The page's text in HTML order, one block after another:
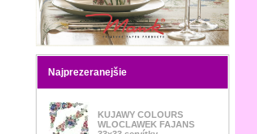
Najprezeranejšie
KUJAWY COLOURS
WLOCLAWEK FAJANS